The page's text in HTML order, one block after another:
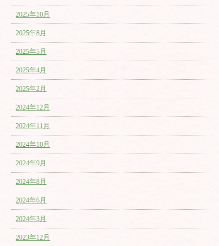
2025年10月
2025年8月
2025年5月
2025年4月
2025年2月
2024年12月
2024年11月
2024年10月
2024年9月
2024年8月
2024年6月
2024年3月
2023年12月